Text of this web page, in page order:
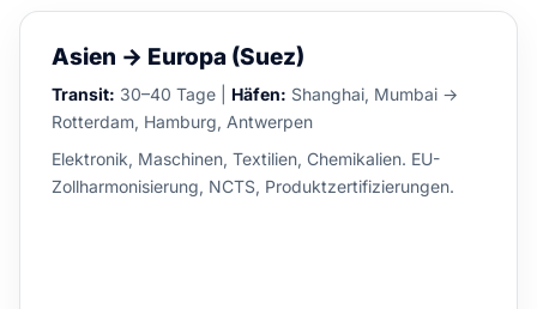
Asien → Europa (Suez)
Transit: 30–40 Tage | Häfen: Shanghai, Mumbai →
Rotterdam, Hamburg, Antwerpen
Elektronik, Maschinen, Textilien, Chemikalien. EU-
Zollharmonisierung, NCTS, Produktzertifizierungen.